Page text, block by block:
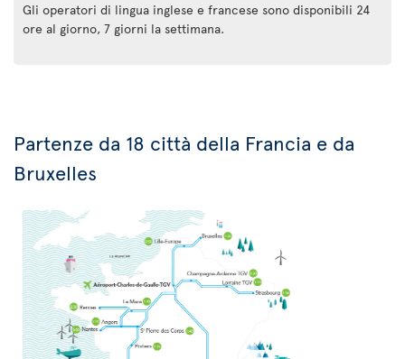
Gli operatori di lingua inglese e francese sono disponibili 24
ore al giorno, 7 giorni la settimana.
Partenze da 18 città della Francia e da
Bruxelles